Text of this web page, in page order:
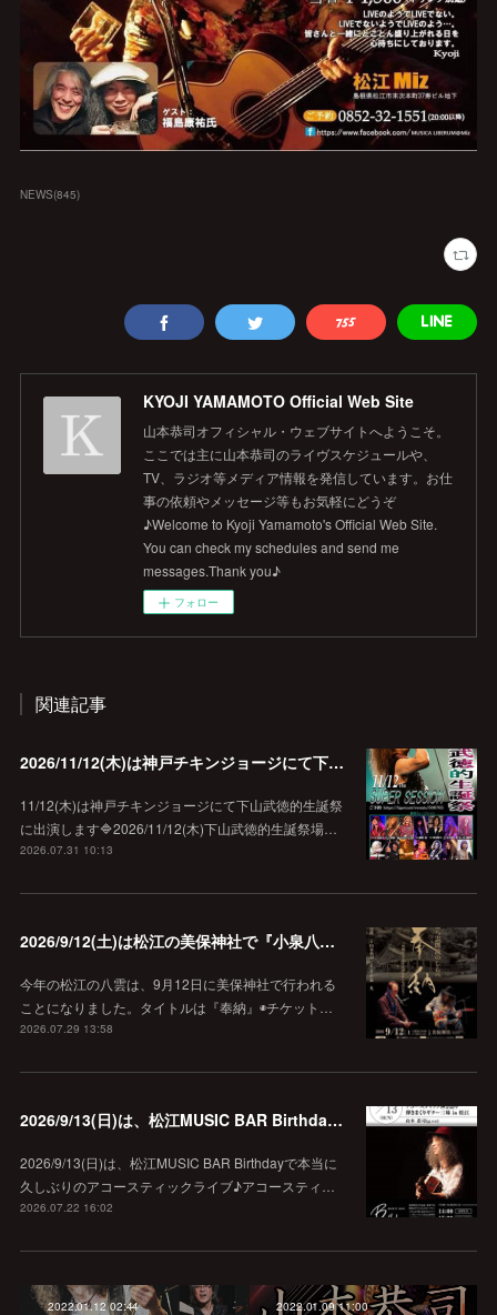
NEWS(845)
KYOJI YAMAMOTO Official Web Site
山本恭司オフィシャル・ウェブサイトへようこそ。
ここでは主に山本恭司のライヴスケジュールや、
TV、ラジオ等メディア情報を発信しています。お仕
事の依頼やメッセージ等もお気軽にどうぞ
♪Welcome to Kyoji Yamamoto's Official Web Site.
You can check my schedules and send me
messages.Thank you♪
フォロー
関連記事
2026/11/12(木)は神戸チキンジョージにて下山武徳的生誕祭に出演します♪
11/12(木)は神戸チキンジョージにて下山武徳的生誕祭
に出演します🔷2026/11/12(木)下山武徳的生誕祭場…
2026.07.31 10:13
2026/9/12(土)は松江の美保神社で『小泉八雲朗読のしらべ』
今年の松江の八雲は、9月12日に美保神社で行われる
ことになりました。タイトルは『奉納』◉チケット…
2026.07.29 13:58
2026/9/13(日)は、松江MUSIC BAR Birthdayでアコースティック弾き語り弾きまくりギター三昧♪
2026/9/13(日)は、松江MUSIC BAR Birthdayで本当に
久しぶりのアコースティックライブ♪アコースティ…
2026.07.22 16:02
2022.01.12 02:44 2022.01.09 11:00